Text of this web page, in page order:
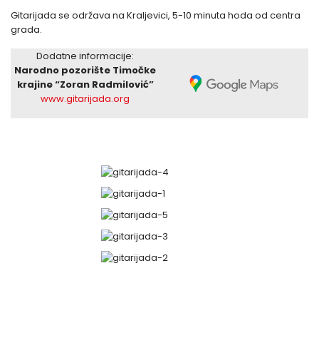
Gitarijada se održava na Kraljevici, 5-10 minuta hoda od centra
grada.
Dodatne informacije:
Narodno pozorište Timočke
krajine “Zoran Radmilović”
www.gitarijada.org